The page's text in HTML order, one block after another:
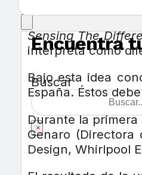
Encuentra
Buscar
×
Sensing The
interpreta como
Bajo esta idea
España. Éstos
Durante la
Genaro (Directora
Design, Whirlpool